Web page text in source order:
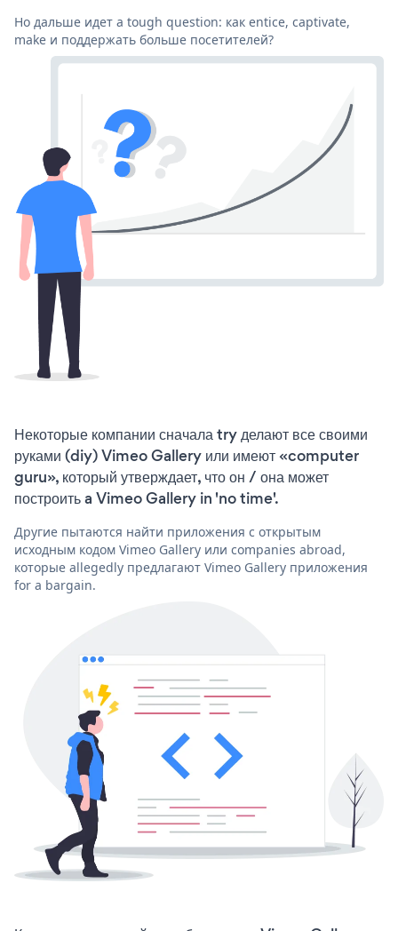
Но дальше идет a tough question: как entice, captivate,
make и поддержать больше посетителей?
Некоторые компании сначала try делают все своими
руками (diy) Vimeo Gallery или имеют «computer
guru», который утверждает, что он / она может
построить a Vimeo Gallery in 'no time'.
Другие пытаются найти приложения с открытым
исходным кодом Vimeo Gallery или companies abroad,
которые allegedly предлагают Vimeo Gallery приложения
for a bargain.